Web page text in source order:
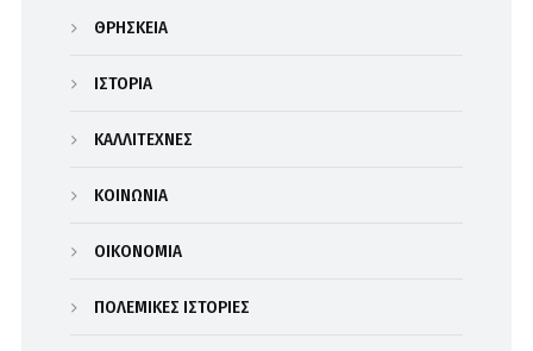
ΘΡΗΣΚΕΙΑ
ΙΣΤΟΡΙΑ
ΚΑΛΛΙΤΕΧΝΕΣ
ΚΟΙΝΩΝΙΑ
ΟΙΚΟΝΟΜΙΑ
ΠΟΛΕΜΙΚΕΣ ΙΣΤΟΡΙΕΣ